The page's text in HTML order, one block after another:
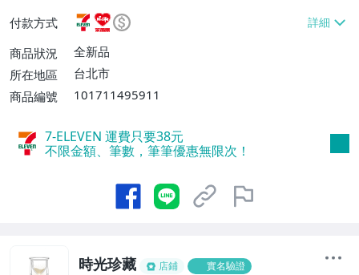
或消費滿$1298免運費】、7-ELEVEN取貨
不付款【免運費】、萊爾富取貨付款【單件
運費$60、滿5件或消費滿$1298免運
費】、宅配/貨運【單件運費$120、滿5件
付款方式
商品狀況
全新品
所在地區
台北市
商品編號
101711495911
7-ELEVEN 運費只要38元
不限金額、筆數，筆筆優惠無限次！
時光珍藏 店鋪 實名驗證